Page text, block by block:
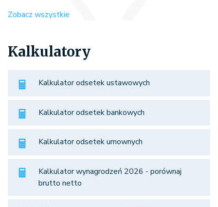
Zobacz wszystkie
Kalkulatory
Kalkulator odsetek ustawowych
Kalkulator odsetek bankowych
Kalkulator odsetek umownych
Kalkulator wynagrodzeń 2026 - porównaj
brutto netto